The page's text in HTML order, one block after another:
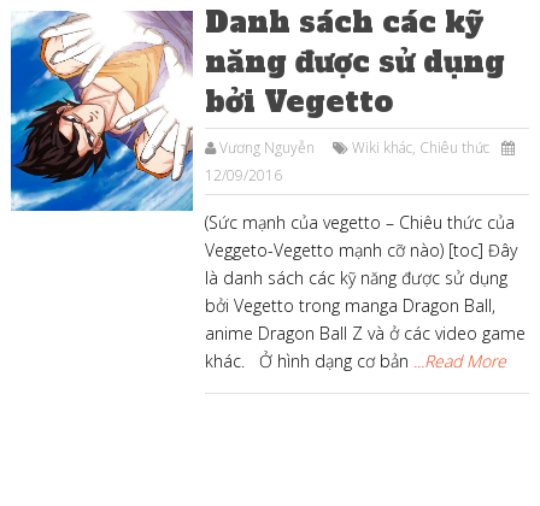
Danh sách các kỹ
năng được sử dụng
bởi Vegetto
Vương Nguyễn Wiki khác, Chiêu thức
12/09/2016
(Sức mạnh của vegetto – Chiêu thức của
Veggeto-Vegetto mạnh cỡ nào) [toc] Đây
là danh sách các kỹ năng được sử dụng
bởi Vegetto trong manga Dragon Ball,
anime Dragon Ball Z và ở các video game
khác. Ở hình dạng cơ bản ...Read More